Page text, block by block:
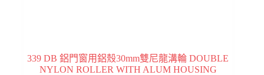
339 DB 鋁門窗用鋁殼30mm雙尼龍溝輪 DOUBLE
NYLON ROLLER WITH ALUM HOUSING